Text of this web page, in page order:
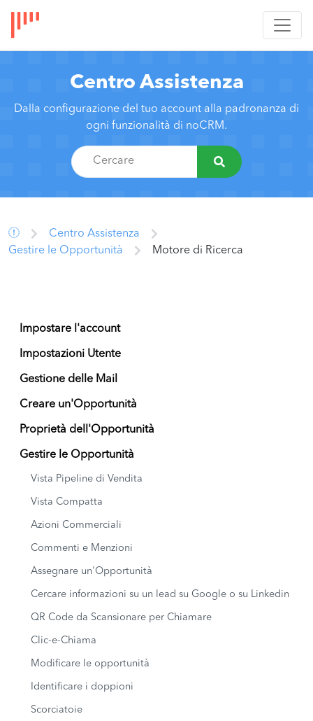
Centro Assistenza
Dalla configurazione del tuo account alla padronanza di
ogni funzionalità di noCRM.
Centro Assistenza
Gestire le Opportunità
Motore di Ricerca
Impostare l'account
Impostazioni Utente
Gestione delle Mail
Creare un'Opportunità
Proprietà dell'Opportunità
Gestire le Opportunità
Vista Pipeline di Vendita
Vista Compatta
Azioni Commerciali
Commenti e Menzioni
Assegnare un'Opportunità
Cercare informazioni su un lead su Google o su Linkedin
QR Code da Scansionare per Chiamare
Clic-e-Chiama
Modificare le opportunità
Identificare i doppioni
Scorciatoie